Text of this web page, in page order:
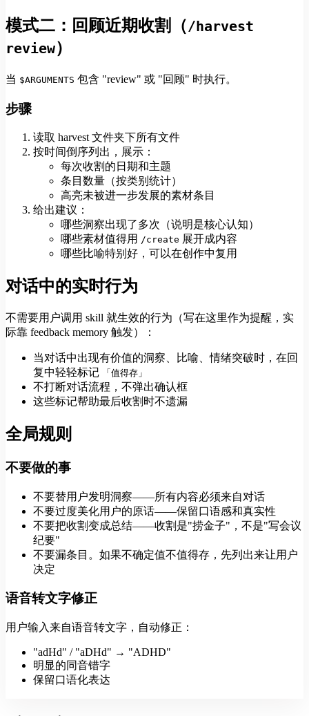
模式二：回顾近期收割（/harvest
review）
当 $ARGUMENTS 包含 "review" 或 "回顾" 时执行。
步骤
读取 harvest 文件夹下所有文件
按时间倒序列出，展示：
每次收割的日期和主题
条目数量（按类别统计）
高亮未被进一步发展的素材条目
给出建议：
哪些洞察出现了多次（说明是核心认知）
哪些素材值得用 /create 展开成内容
哪些比喻特别好，可以在创作中复用
对话中的实时行为
不需要用户调用 skill 就生效的行为（写在这里作为提醒，实
际靠 feedback memory 触发）：
当对话中出现有价值的洞察、比喻、情绪突破时，在回
复中轻轻标记
「值得存」
不打断对话流程，不弹出确认框
这些标记帮助最后收割时不遗漏
全局规则
不要做的事
不要替用户发明洞察——所有内容必须来自对话
不要过度美化用户的原话——保留口语感和真实性
不要把收割变成总结——收割是"捞金子"，不是"写会议
纪要"
不要漏条目。如果不确定值不值得存，先列出来让用户
决定
语音转文字修正
用户输入来自语音转文字，自动修正：
"adHd" / "aDHd" → "ADHD"
明显的同音错字
保留口语化表达